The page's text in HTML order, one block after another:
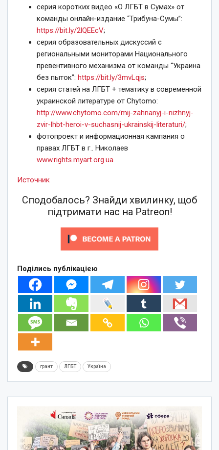
серия коротких видео «О ЛГБТ в Сумах» от
команды онлайн-издание “Трибуна-Сумы”:
https://bit.ly/2lQEEcV;
серия образовательных дискуссий с
региональными мониторами Национального
превентивного механизма от команды “Украина
без пыток”: https://bit.ly/3mvLqjs;
серия статей на ЛГБТ + тематику в современной
украинской литературе от Chytomo:
http://www.chytomo.com/mij-zahnanyj-i-nizhnyj-
zvir-lhbt-heroi-v-suchasnij-ukrainskij-literaturi/;
фотопроект и информационная кампания о
правах ЛГБТ в г.. Николаев
www.rights.myart.org.ua.
Источник
Сподобалось? Знайди хвилинку, щоб
підтримати нас на Patreon!
Поділись публікацією
грант ЛГБТ Україна